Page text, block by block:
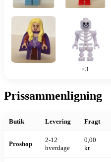
×3
Prissammenligning
Butik Levering Fragt
Proshop
2-12
hverdage
0,00
kr.